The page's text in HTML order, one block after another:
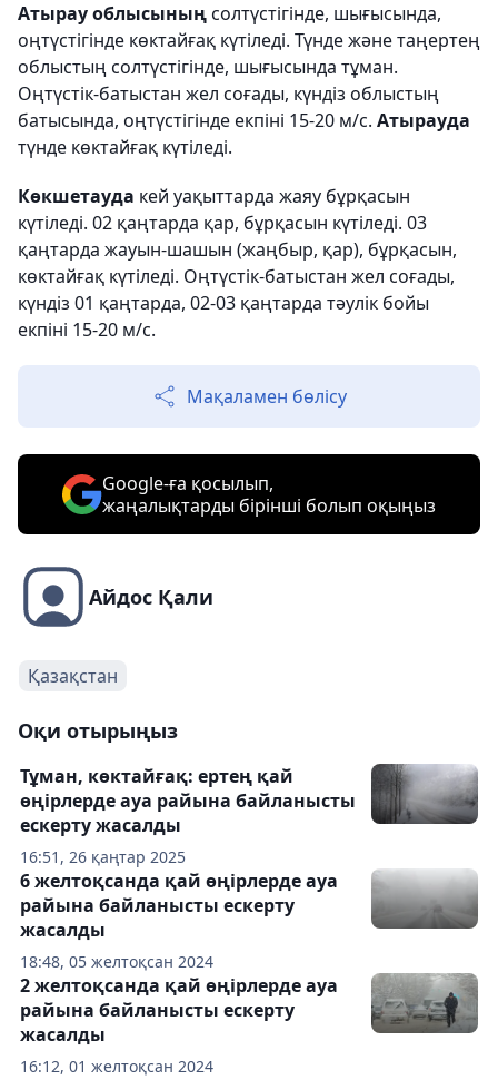
Атырау облысыныңсолтүстігінде, шығысында,
оңтүстігінде көктайғақ күтіледі. Түнде және таңертең
облыстың солтүстігінде, шығысында тұман.
Оңтүстік-батыстан жел соғады, күндіз облыстың
батысында, оңтүстігінде екпіні 15-20 м/с. Атырауда
түнде көктайғақ күтіледі.
Көкшетауда кей уақыттарда жаяу бұрқасын
күтіледі. 02 қаңтарда қар, бұрқасын күтіледі. 03
қаңтарда жауын-шашын (жаңбыр, қар), бұрқасын,
көктайғақ күтіледі. Оңтүстік-батыстан жел соғады,
күндіз 01 қаңтарда, 02-03 қаңтарда тәулік бойы
екпіні 15-20 м/с.
Мақаламен бөлісу
Google-ға қосылып,
жаңалықтарды бірінші болып оқыңыз
Айдос Қали
Қазақстан
Оқи отырыңыз
16:51, 26 қаңтар 2025
Тұман, көктайғақ: ертең қай
өңірлерде ауа райына байланысты
ескерту жасалды
18:48, 05 желтоқсан 2024
6 желтоқсанда қай өңірлерде ауа
райына байланысты ескерту
жасалды
16:12, 01 желтоқсан 2024
2 желтоқсанда қай өңірлерде ауа
райына байланысты ескерту
жасалды